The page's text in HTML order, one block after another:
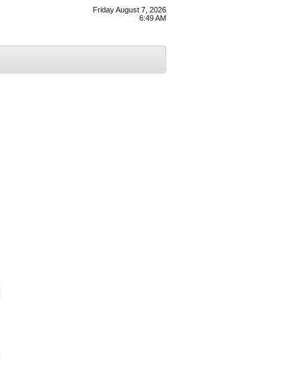
Friday August 7, 2026
6:49 AM